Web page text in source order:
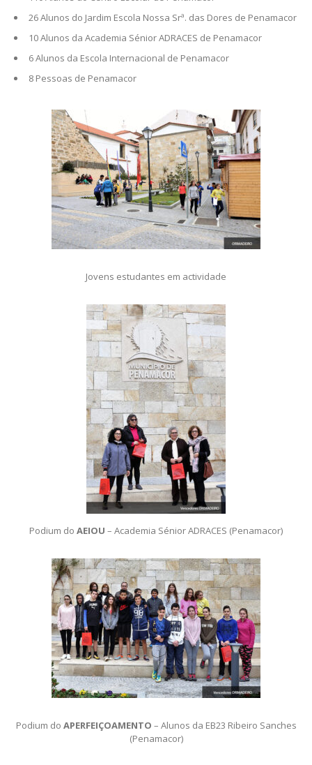
26 Alunos do Jardim Escola Nossa Srª. das Dores de Penamacor
10 Alunos da Academia Sénior ADRACES de Penamacor
6 Alunos da Escola Internacional de Penamacor
8 Pessoas de Penamacor
Jovens estudantes em actividade
Podium do AEIOU – Academia Sénior ADRACES (Penamacor)
Podium do APERFEIÇOAMENTO – Alunos da EB23 Ribeiro Sanches
(Penamacor)